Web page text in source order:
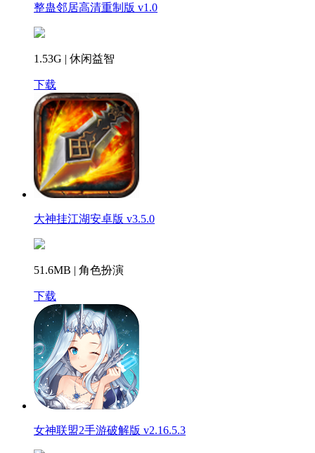
整蛊邻居高清重制版 v1.0
1.53G | 休闲益智
下载
大神挂江湖安卓版 v3.5.0
51.6MB | 角色扮演
下载
女神联盟2手游破解版 v2.16.5.3